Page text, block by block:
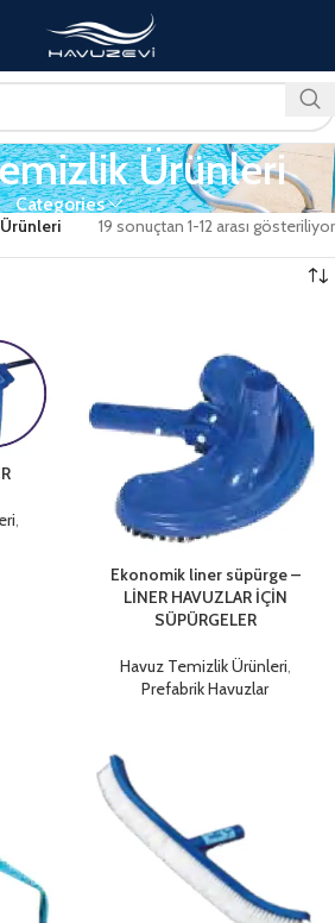
Ürünleri
Categories
19 sonuçtan 1-12 arası gösteriliyor
,
Ekonomik liner süpürge –
LİNER HAVUZLAR İÇİN
SÜPÜRGELER
Havuz Temizlik Ürünleri,
Prefabrik Havuzlar